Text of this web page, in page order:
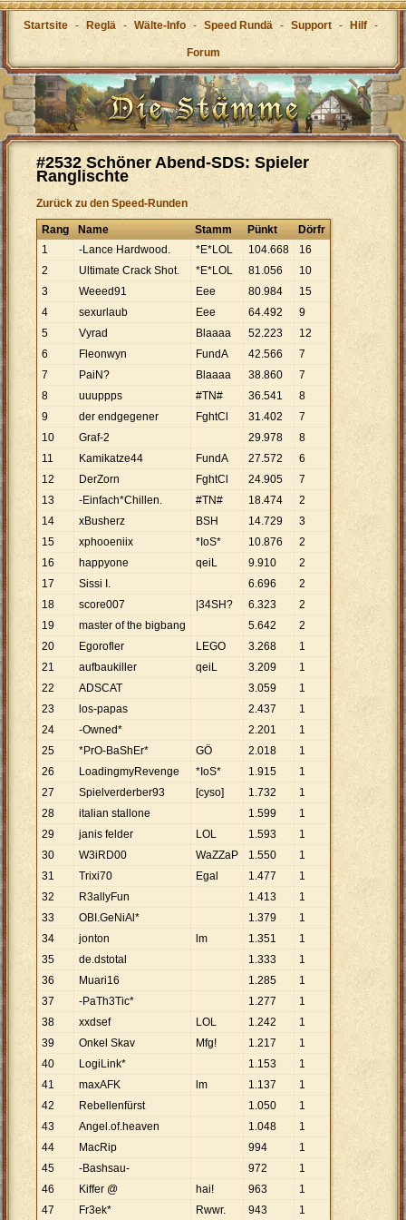
Startsite - Reglä - Wälte-Info - Speed Rundä - Support - Hilf -
Forum
#2532 Schöner Abend-SDS: Spieler
Ranglischte
Zurück zu den Speed-Runden
Rang Name Stamm Pünkt
Dörfr
1
-Lance Hardwood. *E*LOL 104.668
16
2
Ultimate Crack Shot. *E*LOL 81.056
10
3
Weeed91 Eee 80.984
15
4
sexurlaub Eee 64.492
9
5
Vyrad Blaaaa 52.223
12
6
Fleonwyn FundA 42.566
7
7
PaiN? Blaaaa 38.860
7
8
uuuppps #TN# 36.541
8
9
der endgegener FghtCl 31.402
7
10
Graf-2 29.978
8
11
Kamikatze44 FundA 27.572
6
12
DerZorn FghtCl 24.905
7
13
-Einfach*Chillen. #TN# 18.474
2
14
xBusherz BSH 14.729
3
15
xphooeniix *IoS* 10.876
2
16
happyone qeiL 9.910
2
17
Sissi I. 6.696
2
18
score007 |34SH? 6.323
2
19
master of the bigbang 5.642
2
20
Egorofler LEGO 3.268
1
21
aufbaukiller qeiL 3.209
1
22
ADSCAT 3.059
1
23
los-papas 2.437
1
24
-Owned* 2.201
1
25
*PrO-BaShEr* GÖ 2.018
1
26
LoadingmyRevenge *IoS* 1.915
1
27
Spielverderber93 [cyso] 1.732
1
28
italian stallone 1.599
1
29
janis felder LOL 1.593
1
30
W3iRD00 WaZZaP 1.550
1
31
Trixi70 Egal 1.477
1
32
R3allyFun 1.413
1
33
OBI.GeNiAl* 1.379
1
34
jonton lm 1.351
1
35
de.dstotal 1.333
1
36
Muari16 1.285
1
37
-PaTh3Tic* 1.277
1
38
xxdsef LOL 1.242
1
39
Onkel Skav Mfg! 1.217
1
40
LogiLink* 1.153
1
41
maxAFK lm 1.137
1
42
Rebellenfürst 1.050
1
43
Angel.of.heaven 1.048
1
44
MacRip 994
1
45
-Bashsau- 972
1
46
Kiffer @ hai! 963
1
47
Fr3ek* Rwwr. 943 1